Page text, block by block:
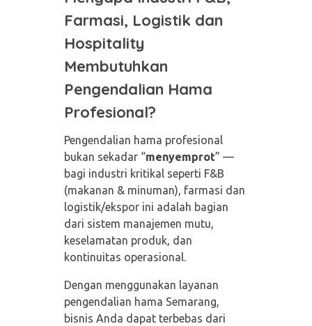
Farmasi, Logistik dan
Hospitality
Membutuhkan
Pengendalian Hama
Profesional?
Pengendalian hama profesional
bukan sekadar “menyemprot” —
bagi industri kritikal seperti F&B
(makanan & minuman), farmasi dan
logistik/ekspor ini adalah bagian
dari sistem manajemen mutu,
keselamatan produk, dan
kontinuitas operasional.
Dengan menggunakan layanan
pengendalian hama Semarang,
bisnis Anda dapat terbebas dari